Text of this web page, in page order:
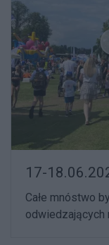
17-
Całe mnóstwo
odwiedzających